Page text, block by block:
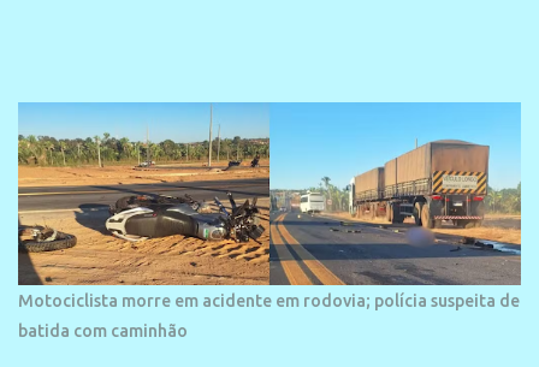
Motociclista morre em acidente em rodovia; polícia suspeita de
batida com caminhão